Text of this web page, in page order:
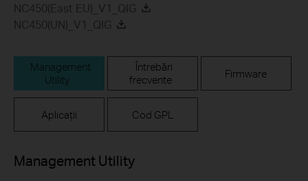
NC450(East EU)_V1_QIG
NC450(UN)_V1_QIG
Management
Utility
Întrebări
frecvente
Firmware
Aplicații Cod GPL
Management Utility